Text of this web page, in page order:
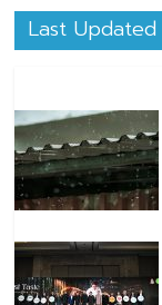
Last Updated